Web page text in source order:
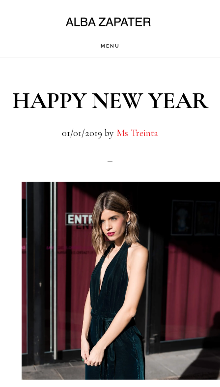
MENU
HAPPY NEW YEAR
01/01/2019 by Ms Treinta